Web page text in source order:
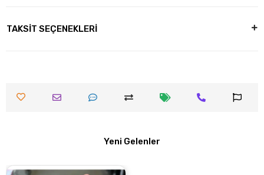
TAKSİT SEÇENEKLERİ
Yeni Gelenler